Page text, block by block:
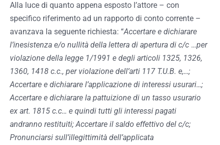
Alla luce di quanto appena esposto l’attore – con
specifico riferimento ad un rapporto di conto corrente –
avanzava la seguente richiesta: “Accertare e dichiarare
l’inesistenza e/o nullità della lettera di apertura di c/c …per
violazione della legge 1/1991 e degli articoli 1325, 1326,
1360, 1418 c.c., per violazione dell’arti 117 T.U.B. e,…;
Accertare e dichiarare l’applicazione di interessi usurari…;
Accertare e dichiarare la pattuizione di un tasso usurario
ex art. 1815 c.c… e quindi tutti gli interessi pagati
andranno restituiti; Accertare il saldo effettivo del c/c;
Pronunciarsi sull’illegittimità dell’applicata